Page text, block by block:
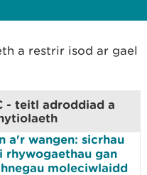
a restrir isod ar gael
- teitl adroddiad a
a'r wangen: sicrhau
rhywogaethau gan
moleciwlaidd